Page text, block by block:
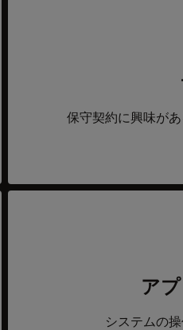
保守契約に興味が
ア
システムの